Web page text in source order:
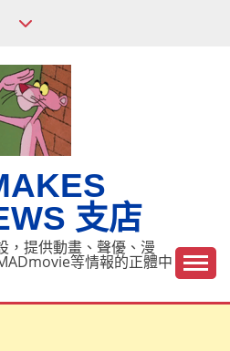
支店
，提供動畫、聲優、漫
等情報的正體中